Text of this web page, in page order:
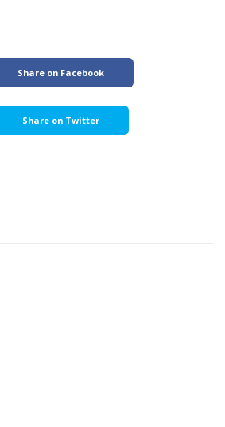
Share on Facebook
Share on Twitter